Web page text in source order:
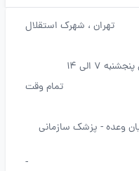
تهران ، شهرک استقلال
تمام وقت
وعده - پزشک سازمانی
-